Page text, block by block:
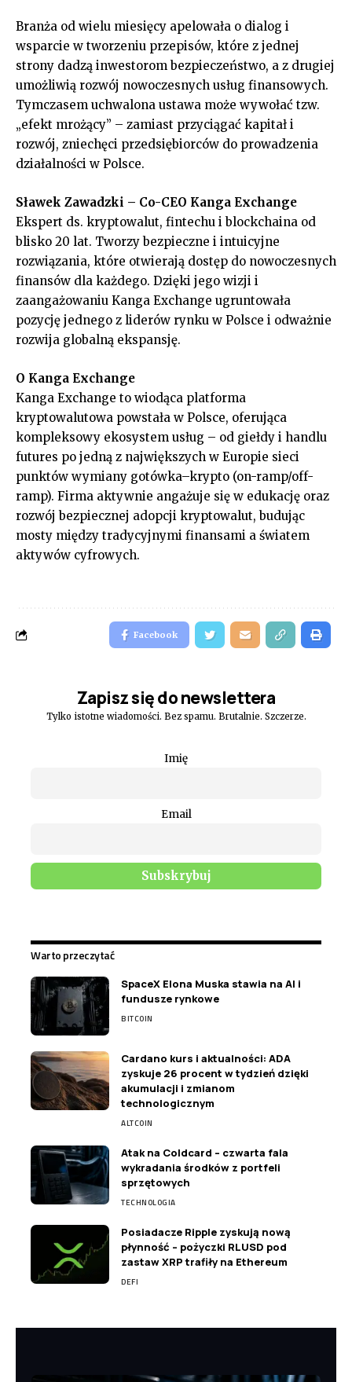
Branża od wielu miesięcy apelowała o dialog i
wsparcie w tworzeniu przepisów, które z jednej
strony dadzą inwestorom bezpieczeństwo, a z drugiej
umożliwią rozwój nowoczesnych usług finansowych.
Tymczasem uchwalona ustawa może wywołać tzw.
„efekt mrożący” – zamiast przyciągać kapitał i
rozwój, zniechęci przedsiębiorców do prowadzenia
działalności w Polsce.
Sławek Zawadzki – Co-CEO Kanga Exchange
Ekspert ds. kryptowalut, fintechu i blockchaina od
blisko 20 lat. Tworzy bezpieczne i intuicyjne
rozwiązania, które otwierają dostęp do nowoczesnych
finansów dla każdego. Dzięki jego wizji i
zaangażowaniu Kanga Exchange ugruntowała
pozycję jednego z liderów rynku w Polsce i odważnie
rozwija globalną ekspansję.
O Kanga Exchange
Kanga Exchange to wiodąca platforma
kryptowalutowa powstała w Polsce, oferująca
kompleksowy ekosystem usług – od giełdy i handlu
futures po jedną z największych w Europie sieci
punktów wymiany gotówka–krypto (on-ramp/off-
ramp). Firma aktywnie angażuje się w edukację oraz
rozwój bezpiecznej adopcji kryptowalut, budując
mosty między tradycyjnymi finansami a światem
aktywów cyfrowych.
Facebook
Zapisz się do newslettera
Tylko istotne wiadomości. Bez spamu. Brutalnie. Szczerze.
Imię
Email
Warto przeczytać
SpaceX Elona Muska stawia na AI i
fundusze rynkowe
BITCOIN
Cardano kurs i aktualności: ADA
zyskuje 26 procent w tydzień dzięki
akumulacji i zmianom
technologicznym
ALTCOIN
Atak na Coldcard – czwarta fala
wykradania środków z portfeli
sprzętowych
TECHNOLOGIA
Posiadacze Ripple zyskują nową
płynność – pożyczki RLUSD pod
zastaw XRP trafiły na Ethereum
DEFI